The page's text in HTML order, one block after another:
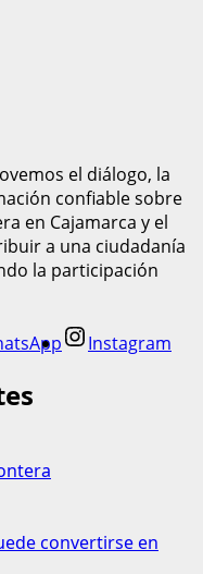
el diálogo, la
confiable sobre
en Cajamarca y el
a una ciudadanía
la participación
Instagram
convertirse en